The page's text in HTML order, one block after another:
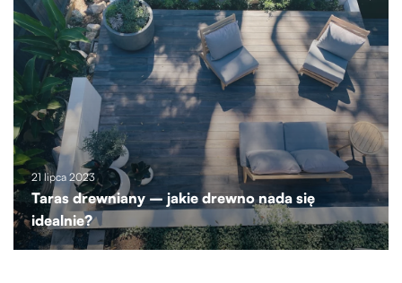
21 lipca 2023
Taras drewniany – jakie drewno nada się
idealnie?